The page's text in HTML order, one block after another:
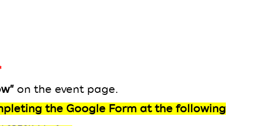
on the event page.
the Google Form at the following